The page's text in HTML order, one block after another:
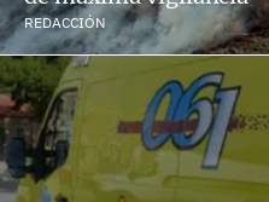
REDACCIÓN